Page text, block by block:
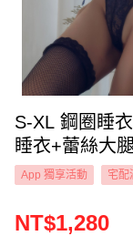
S-XL 鋼圈睡
睡衣+蕾絲大
App 獨享活動 宅配
NT$1,280